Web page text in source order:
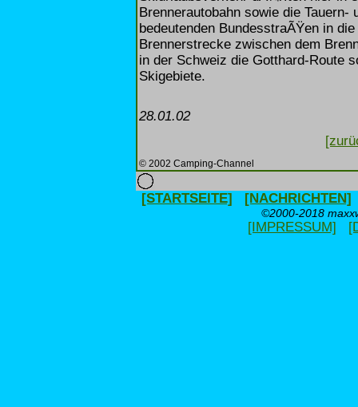
Brennerautobahn sowie die
bedeutenden BundesstraÃŸen in
Brennerstrecke zwischen dem
in der Schweiz die Gotthard-Route
Skigebiete.
28.01.02
© 2002 Camping-Channel
[STARTSEITE] [NACHRICHTEN]
©2000-2018
[IMPRESSUM]